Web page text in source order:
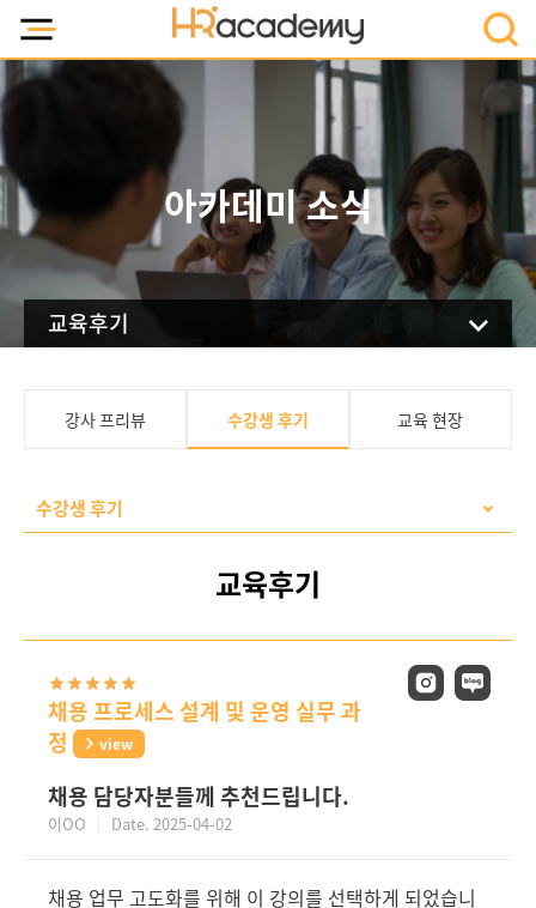
아카데미 소식
교육후기
강사 프리뷰 수강생 후기 교육 현장
수강생 후기
교육후기
채용 프로세스 설계 및 운영 실무 과
정
view
채용 담당자분들께 추천드립니다.
이OO Date. 2025-04-02
채용 업무 고도화를 위해 이 강의를 선택하게 되었습니